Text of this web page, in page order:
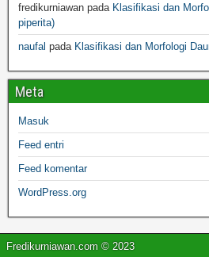
fredikurniawan pada Klasifikasi dan
piperita)
naufal pada Klasifikasi dan Morfologi
Meta
Masuk
Feed entri
Feed komentar
WordPress.org
Fredikurniawan.com © 2023